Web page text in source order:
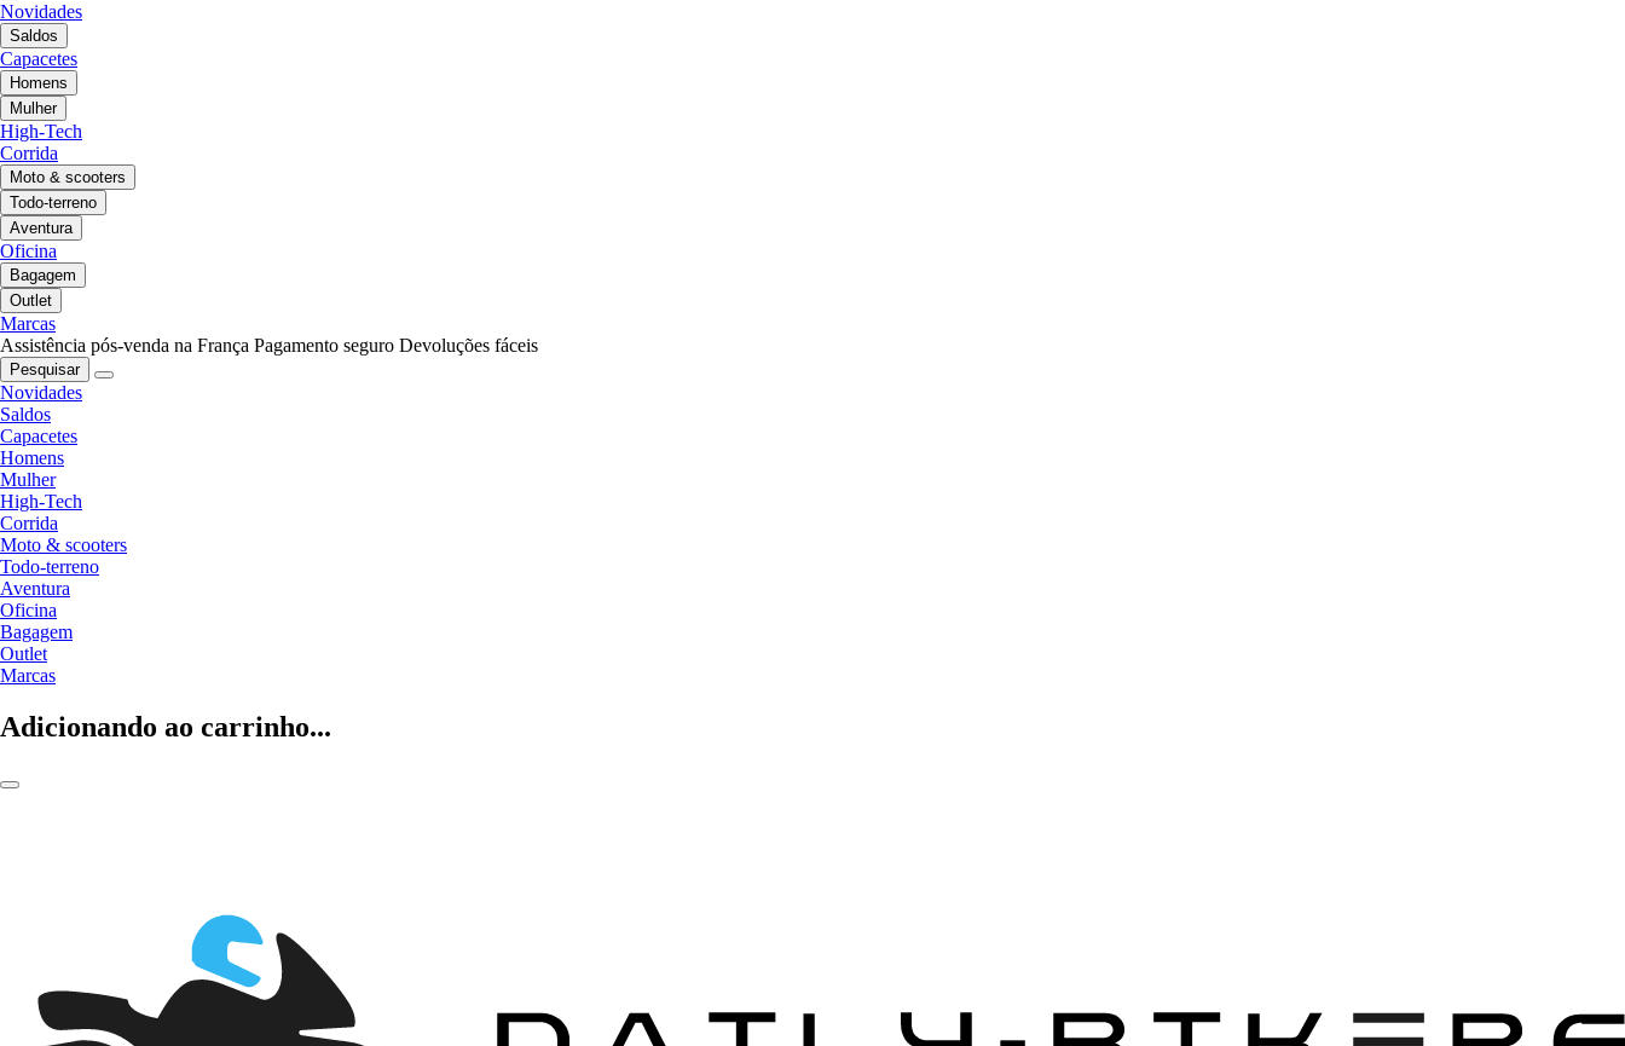
Novidades
Saldos
Capacetes
Homens
Mulher
High-Tech
Corrida
Moto & scooters
Todo-terreno
Aventura
Oficina
Bagagem
Outlet
Marcas
Assistência pós-venda na França Pagamento seguro Devoluções fáceis
Pesquisar
Novidades
Saldos
Capacetes
Homens
Mulher
High-Tech
Corrida
Moto & scooters
Todo-terreno
Aventura
Oficina
Bagagem
Outlet
Marcas
Adicionando ao carrinho...